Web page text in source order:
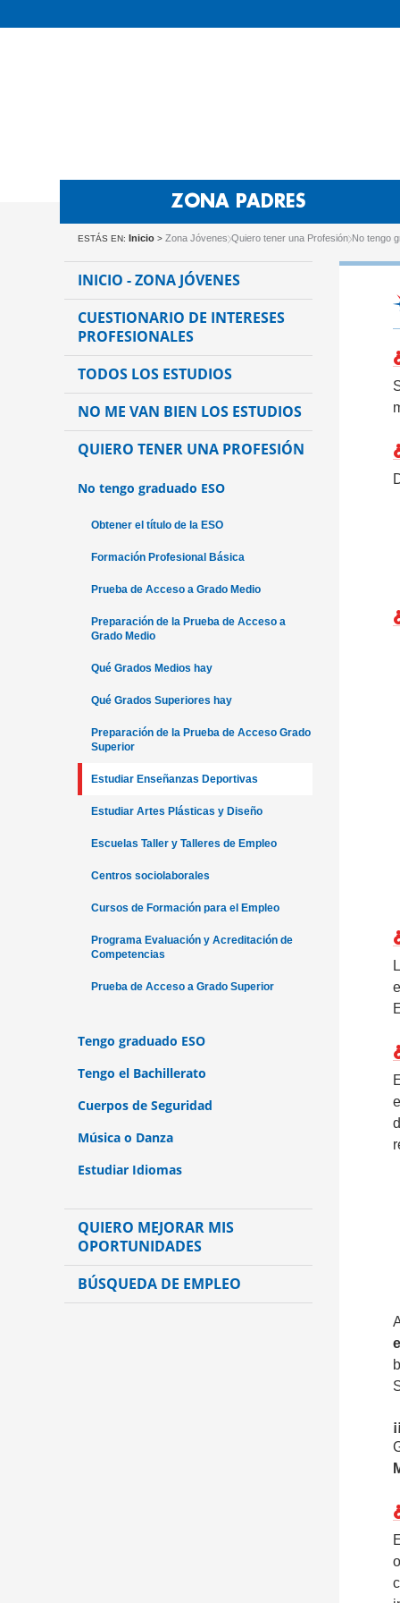
ZONA PADRES
ESTÁS EN: Inicio > Zona Jóvenes Quiero tener una Profesión No tengo
INICIO - ZONA JÓVENES
CUESTIONARIO DE INTERESES
PROFESIONALES
TODOS LOS ESTUDIOS
NO ME VAN BIEN LOS ESTUDIOS
QUIERO TENER UNA PROFESIÓN
No tengo graduado ESO
Obtener el título de la ESO
Formación Profesional Básica
Prueba de Acceso a Grado Medio
Preparación de la Prueba de Acceso a
Grado Medio
Qué Grados Medios hay
Qué Grados Superiores hay
Preparación de la Prueba de Acceso Grado
Superior
Estudiar Enseñanzas Deportivas
Estudiar Artes Plásticas y Diseño
Escuelas Taller y Talleres de Empleo
Centros sociolaborales
Cursos de Formación para el Empleo
Programa Evaluación y Acreditación de
Competencias
Prueba de Acceso a Grado Superior
Tengo graduado ESO
Tengo el Bachillerato
Cuerpos de Seguridad
Música o Danza
Estudiar Idiomas
QUIERO MEJORAR MIS
OPORTUNIDADES
BÚSQUEDA DE EMPLEO